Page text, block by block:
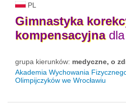
PL
Gimnastyka
kompensacyjnadla
grupa kierunków: medyczne, o
Akademia Wychowania
Olimpijczyków we Wrocławiu